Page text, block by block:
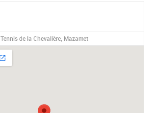
Tennis de la Chevalière, Mazamet